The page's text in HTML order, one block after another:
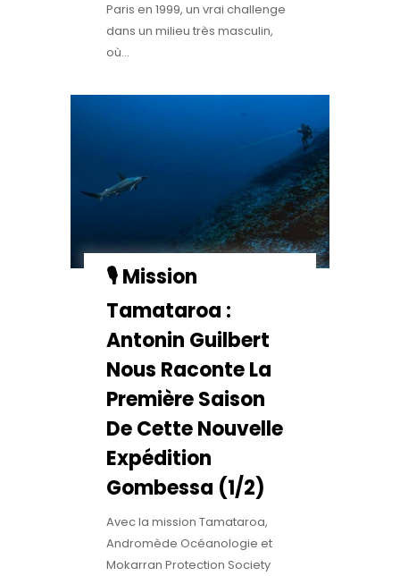
Paris en 1999, un vrai challenge
dans un milieu très masculin,
où...
🎙️ Mission
Tamataroa :
Antonin Guilbert
Nous Raconte La
Première Saison
De Cette Nouvelle
Expédition
Gombessa (1/2)
Avec la mission Tamataroa,
Andromède Océanologie et
Mokarran Protection Society